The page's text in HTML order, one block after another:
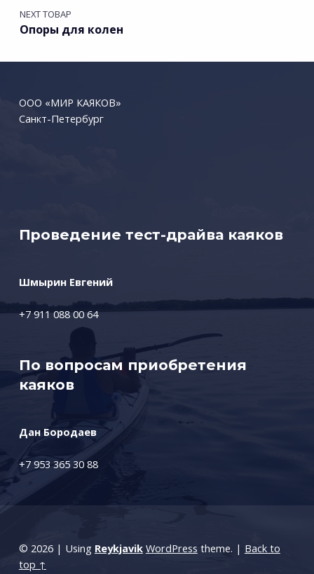
NEXT ТОВАР
Опоры для колен
ООО «МИР КАЯКОВ»
Санкт-Петербург
Проведение тест-драйва каяков
Шмырин Евгений
+7 911 088 00 64
По вопросам приобретения
каяков
Дан Бородаев
+7 953 365 30 88
© 2026 | Using Reykjavik WordPress theme. | Back to
top ↑